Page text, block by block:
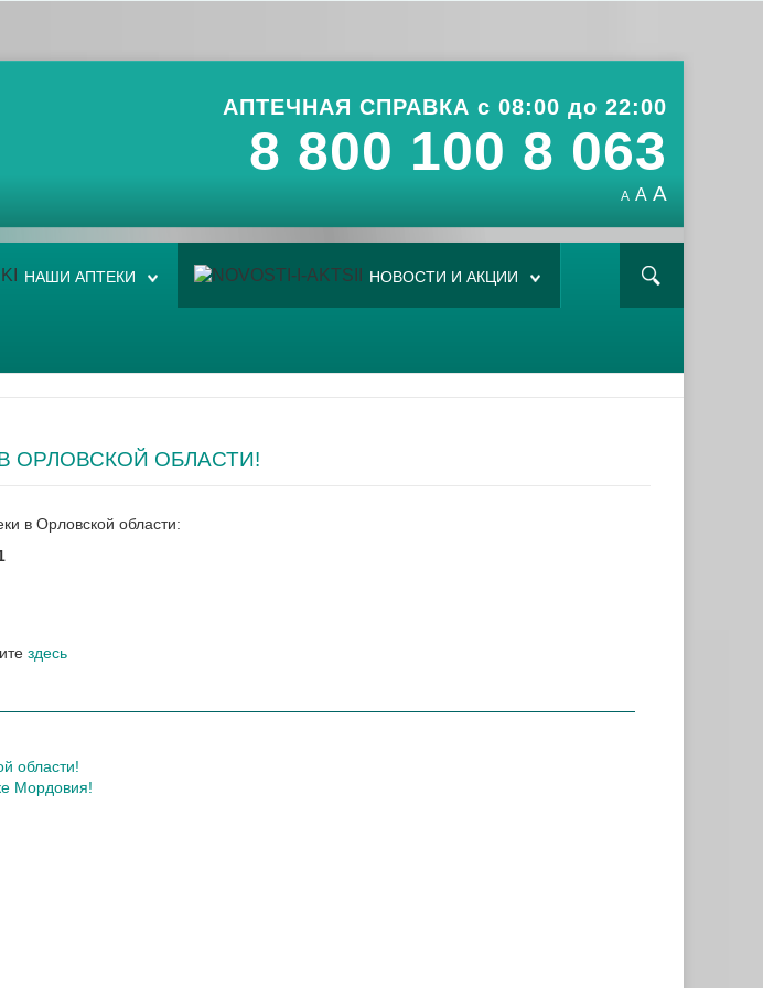
АПТЕЧНАЯ СПРАВКА с 08:00 до 22:00
8 800 100 8 063
A A A
НАШИ АПТЕКИ НОВОСТИ И АКЦИИ
ОРЛОВСКОЙ ОБЛАСТИ!
в Орловской области:
здесь
области!
Мордовия!